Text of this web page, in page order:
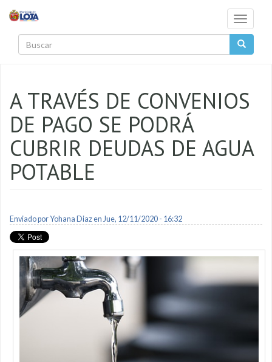
Toggle
A TRAVÉS DE CONVENIOS
DE PAGO SE PODRÁ
CUBRIR DEUDAS DE AGUA
POTABLE
Enviado porYohana Diazen Jue, 12/11/2020 - 16:32